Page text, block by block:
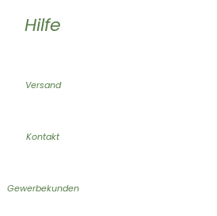
Hilfe
Versand
Kontakt
Gewerbekunden